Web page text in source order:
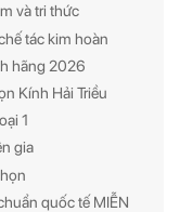
và tri thức
tác kim hoàn
hãng 2026
Kính Hải Triều
1
gia
quốc tế MIỄN